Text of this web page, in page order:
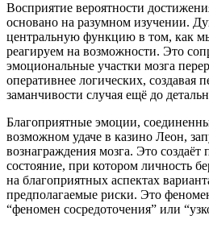
Восприятие вероятности
основано на разумном изучении.
центральную функцию в том, как
реагируем на возможности. Это
эмоциональные участки мозга
оперативнее логических, создавая
заманчивости случая ещё до
Благоприятные эмоции,
возможном удаче в казино Леон,
вознаграждения мозга. Это создаёт
состояние, при котором личность
на благоприятных аспектах
предполагаемые риски. Это
“феномен сосредоточения” или